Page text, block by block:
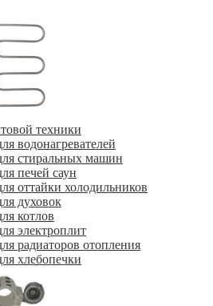
техники
водонагревателей
стиральных машин
печей саун
оттайки холодильников
духовок
котлов
электроплит
радиаторов отопления
хлебопечки